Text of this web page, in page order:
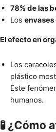
78% de las
Los
El efecto en
Los
plástico
Este
humanos.
🧪